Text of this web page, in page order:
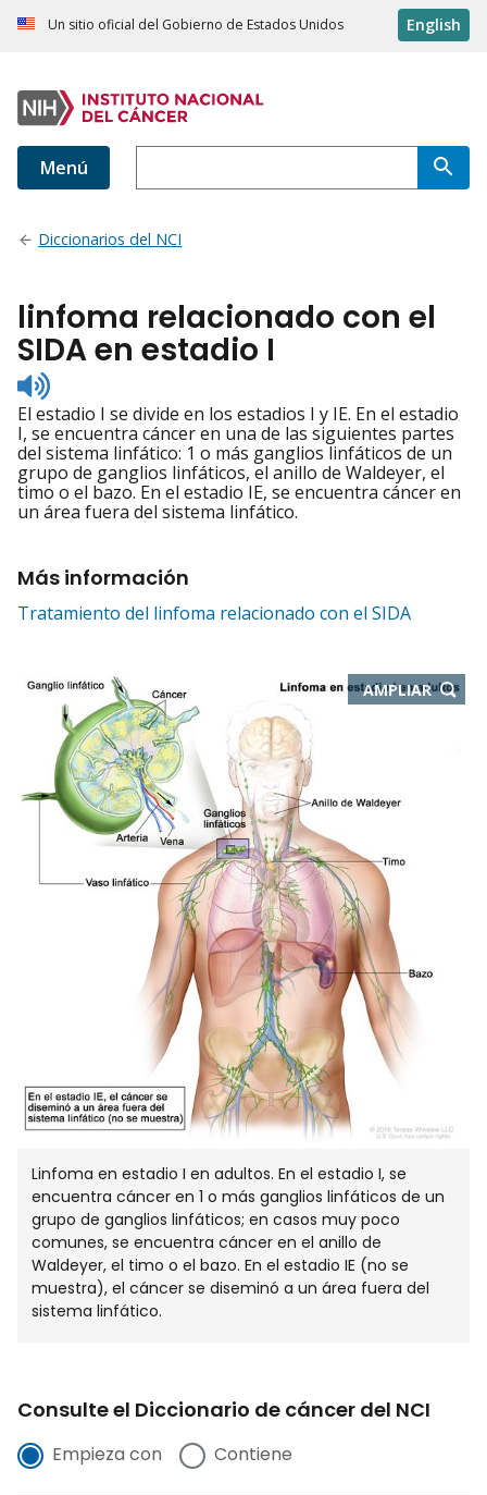
Un sitio oficial del Gobierno de Estados Unidos English
Menú
Diccionarios del NCI
linfoma relacionado con el
SIDA en estadio I
Listen
to
pronunciation
El estadio I se divide en los estadios I y IE. En el estadio
I, se encuentra cáncer en una de las siguientes partes
del sistema linfático: 1 o más ganglios linfáticos de un
grupo de ganglios linfáticos, el anillo de Waldeyer, el
timo o el bazo. En el estadio IE, se encuentra cáncer en
un área fuera del sistema linfático.
Más información
Tratamiento del linfoma relacionado con el SIDA
AMPLIAR-
ABRE
Linfoma en estadio I en adultos. En el estadio I, se
encuentra cáncer en 1 o más ganglios linfáticos de un
grupo de ganglios linfáticos; en casos muy poco
comunes, se encuentra cáncer en el anillo de
Waldeyer, el timo o el bazo. En el estadio IE (no se
muestra), el cáncer se diseminó a un área fuera del
sistema linfático.
Consulte el Diccionario de cáncer del NCI
Empieza con Contiene